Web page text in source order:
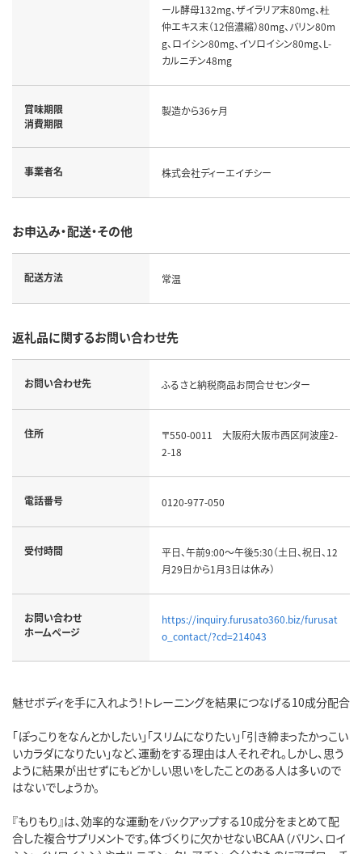
ール酵母132mg、ザイラリア末80mg、杜
仲エキス末（12倍濃縮）80mg、バリン80m
g、ロイシン80mg、イソロイシン80mg、L-
カルニチン48mg
賞味期限
消費期限
製造から36ヶ月
事業者名 株式会社ディーエイチシー
お申込み・配送・その他
配送方法 常温
返礼品に関するお問い合わせ先
お問い合わせ先 ふるさと納税商品お問合せセンター
住所
〒550-0011 大阪府大阪市西区阿波座2-
2-18
電話番号 0120-977-050
受付時間
平日、午前9:00～午後5:30（土日、祝日、12
月29日から1月3日は休み）
お問い合わせ
ホームページ
https://inquiry.furusato360.biz/furusat
o_contact/?cd=214043
魅せボディを手に入れよう！トレーニングを結果につなげる10成分配合
「ぽっこりをなんとかしたい」「スリムになりたい」「引き締まったかっこい
いカラダになりたい」など、運動をする理由は人それぞれ。しかし、思う
ように結果が出せずにもどかしい思いをしたことのある人は多いので
はないでしょうか。
『もりもり』は、効率的な運動をバックアップする10成分をまとめて配
合した複合サプリメントです。体づくりに欠かせないBCAA（バリン、ロイ